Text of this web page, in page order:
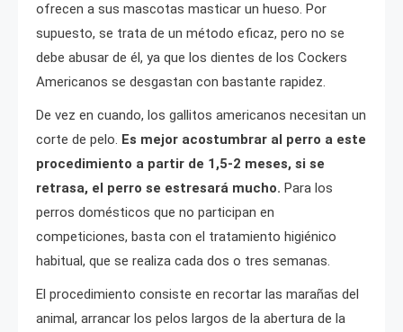
ofrecen a sus mascotas masticar un hueso. Por
supuesto, se trata de un método eficaz, pero no se
debe abusar de él, ya que los dientes de los Cockers
Americanos se desgastan con bastante rapidez.
De vez en cuando, los gallitos americanos necesitan un
corte de pelo. Es mejor acostumbrar al perro a este
procedimiento a partir de 1,5-2 meses, si se
retrasa, el perro se estresará mucho. Para los
perros domésticos que no participan en
competiciones, basta con el tratamiento higiénico
habitual, que se realiza cada dos o tres semanas.
El procedimiento consiste en recortar las marañas del
animal, arrancar los pelos largos de la abertura de la